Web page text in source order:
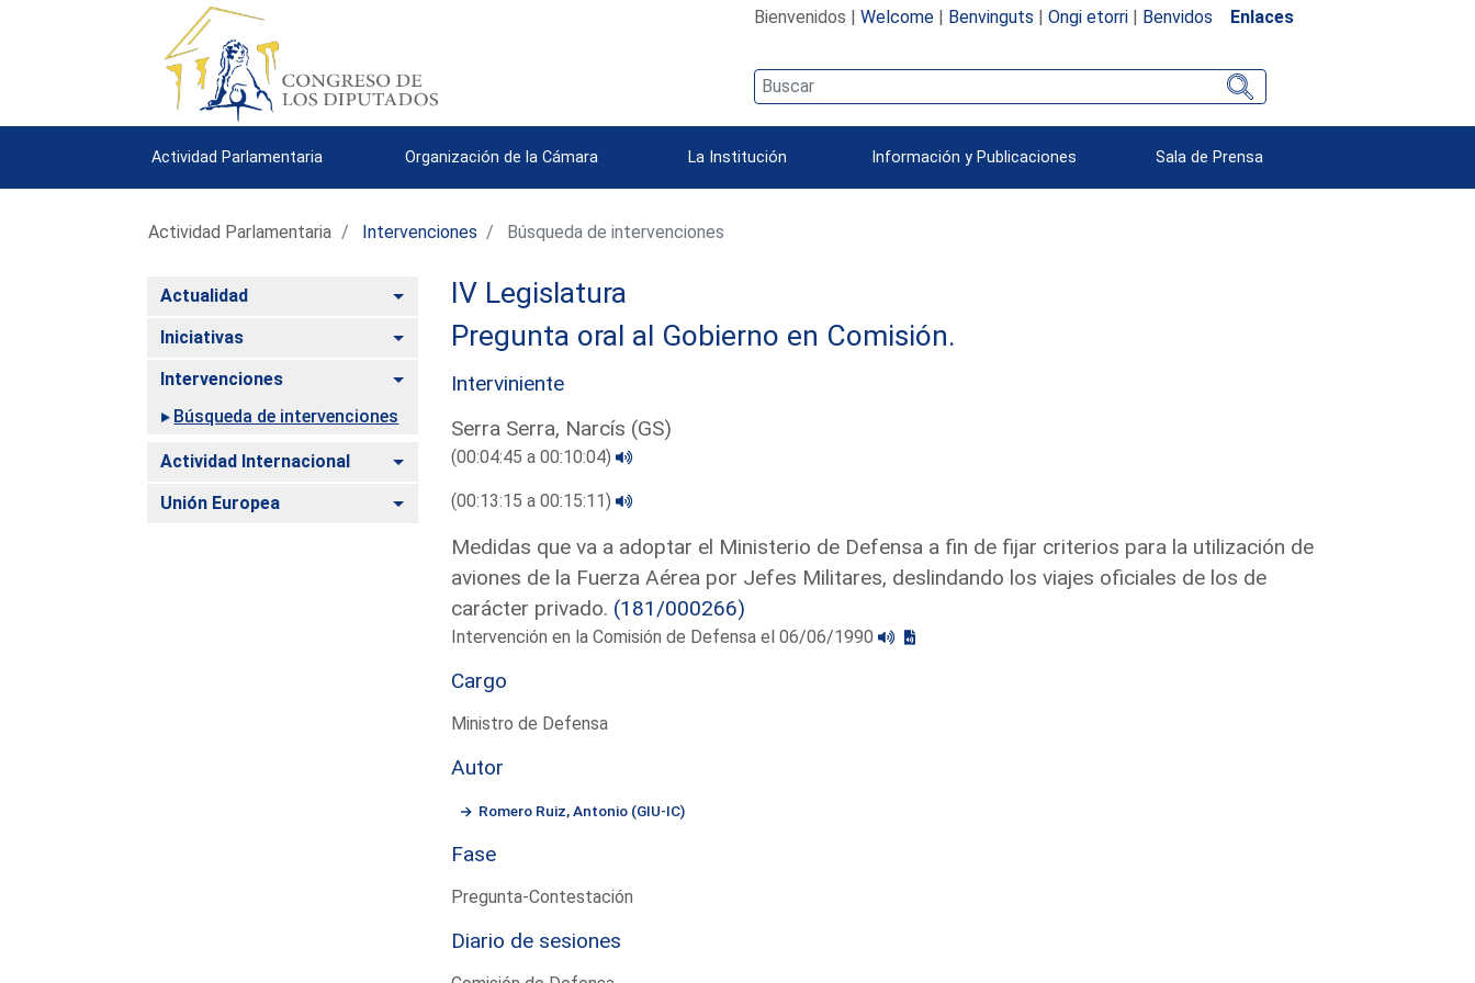
Bienvenidos | Welcome| Benvinguts | Ongi etorri| Benvidos Enlaces
Actividad Parlamentaria Organización de la Cámara La Institución Información y Publicaciones Sala de Prensa
Actividad Parlamentaria Intervenciones Búsqueda de intervenciones
Actualidad Alternar
Iniciativas Alternar
Intervenciones
Alternar
Búsqueda de intervenciones
Actividad Internacional Alternar
Unión Europea Alternar
IV Legislatura
Pregunta oral al Gobierno en Comisión.
Interviniente
Serra Serra, Narcís (GS)
(00:04:45 a 00:10:04)
(00:13:15 a 00:15:11)
Medidas que va a adoptar el Ministerio de Defensa a fin de fijar criterios para la utilización de
aviones de la Fuerza Aérea por Jefes Militares, deslindando los viajes oficiales de los de
carácter privado. (181/000266)
Intervención en la Comisión de Defensa el 06/06/1990
Cargo
Ministro de Defensa
Autor
Romero Ruiz, Antonio (GIU-IC)
Fase
Pregunta-Contestación
Diario de sesiones